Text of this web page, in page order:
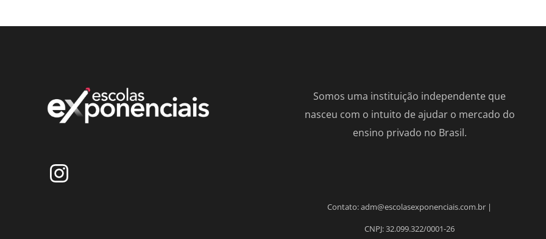
Somos uma instituição independente que
nasceu com o intuito de ajudar o mercado do
ensino privado no Brasil.
Contato: adm@escolasexponenciais.com.br |
CNPJ: 32.099.322/0001-26